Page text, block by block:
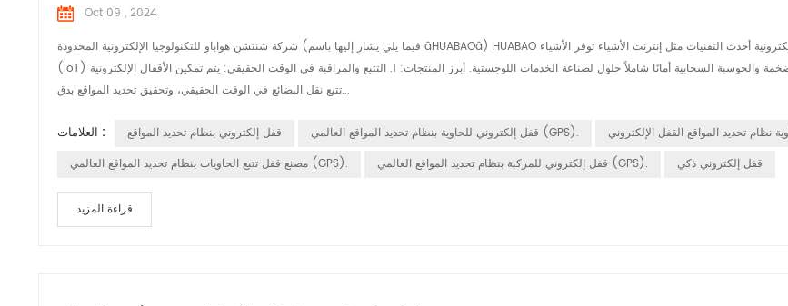
Oct 09 , 2024
شركة شنتشن هواباو للتكنولوجيا الإلكترونية المحدودة (فيما يلي يشار إليها باسم âHUABAOâ) HUABAO تدمج الأقفال الإلكترونية أحدث التقنيات مثل إنترنت الأشياء توفر الأشياء
(IoT) والبيانات الضخمة والحوسبة السحابية أمانًا شاملاً حلول لصناعة الخدمات اللوجستية. أبرز المنتجات: 1. التتبع والمراقبة في الوقت الحقيقي: يتم تمكين الأقفال الإلكترونية HUABAO
تتبع نقل البضائع في الوقت الحقيقي، وتحقيق تحديد المواقع بدق...
العلامات : قفل إلكتروني بنظام تحديد المواقع قفل إلكتروني للحاوية بنظام تحديد المواقع العالمي (GPS).
نظام تحديد المواقع القفل الإلكتروني
مصنع قفل تتبع الحاويات بنظام تحديد المواقع العالمي (GPS).
قفل إلكتروني للمركبة بنظام تحديد المواقع العالمي (GPS). قفل إلكتروني ذكي
قراءة المزيد